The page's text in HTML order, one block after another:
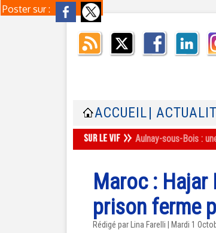
Poster sur :
ACCUEIL |
Aulnay-sous-Bois :
Maroc : Hajar
prison ferme
Rédigé par Lina Farelli | Mardi 1